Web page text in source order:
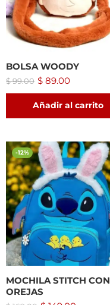
BOLSA WOODY
$99.00 $ 89.00
Añadir al carrito
-12%
MOCHILA STITCH CON
OREJAS